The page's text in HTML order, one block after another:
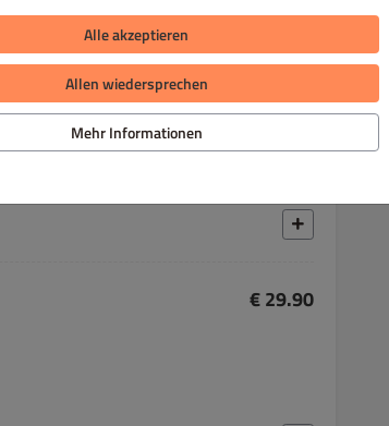
€ 22.90
€ 29.90
Alle akzeptieren
Allen wiedersprechen
Mehr Informationen